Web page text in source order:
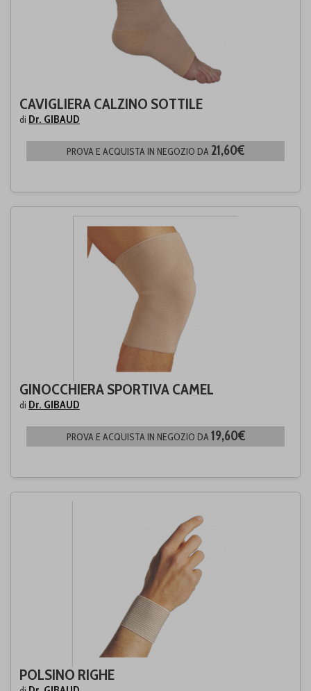
CAVIGLIERA CALZINO SOTTILE
di Dr. GIBAUD
PROVA E ACQUISTA IN NEGOZIO DA 21,60€
GINOCCHIERA SPORTIVA CAMEL
di Dr. GIBAUD
PROVA E ACQUISTA IN NEGOZIO DA19,60€
POLSINO RIGHE